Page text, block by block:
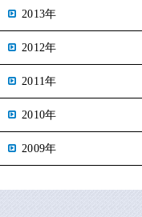
2013年
2012年
2011年
2010年
2009年